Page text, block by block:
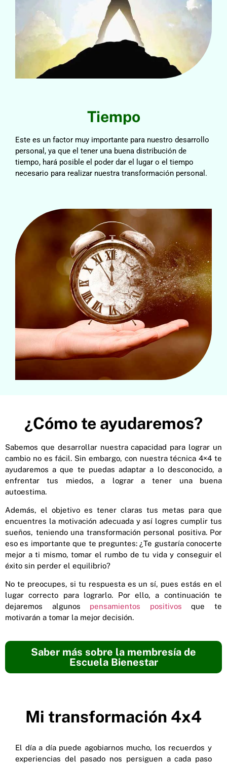
Tiempo
Este es un factor muy importante para nuestro desarrollo
personal, ya que el tener una buena distribución de
tiempo, hará posible el poder dar el lugar o el tiempo
necesario para realizar nuestra transformación personal.
¿Cómo te ayudaremos?
Sabemos que desarrollar nuestra capacidad para lograr un
cambio no es fácil. Sin embargo, con nuestra técnica 4×4 te
ayudaremos a que te puedas adaptar a lo desconocido, a
enfrentar tus miedos, a lograr a tener una buena
autoestima.
Además, el objetivo es tener claras tus metas para que
encuentres la motivación adecuada y así logres cumplir tus
sueños, teniendo una transformación personal positiva. Por
eso es importante que te preguntes: ¿Te gustaría conocerte
mejor a ti mismo, tomar el rumbo de tu vida y conseguir el
éxito sin perder el equilibrio?
No te preocupes, si tu respuesta es un sí, pues estás en el
lugar correcto para lograrlo. Por ello, a continuación te
dejaremos algunos pensamientos positivos que te
motivarán a tomar la mejor decisión.
Saber más sobre la membresía de
Escuela Bienestar
Mi transformación 4x4
El día a día puede agobiarnos mucho, los recuerdos y
experiencias del pasado nos persiguen a cada paso